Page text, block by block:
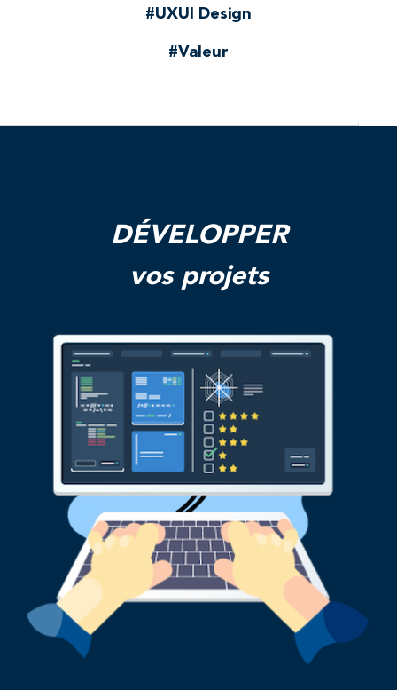
#UXUI Design
#Valeur
DÉVELOPPER
vos projets